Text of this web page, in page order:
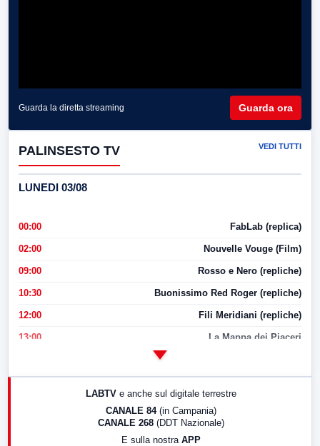
Guarda la diretta streaming Guarda ora
PALINSESTO TV VEDI TUTTI
LUNEDI 03/08
00:00 FabLab (replica)
02:00 Nouvelle Vouge (Film)
09:00 Rosso e Nero (repliche)
10:30 Buonissimo Red Roger (repliche)
12:00 Fili Meridiani (repliche)
13:00 La Mappa dei Piaceri
LABTV e anche sul digitale terrestre
CANALE 84 (in Campania)
CANALE 268 (DDT Nazionale)
E sulla nostra APP